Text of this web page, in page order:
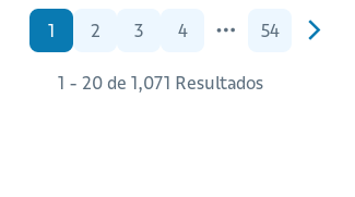
1 2 3 4 54
1 - 20 de 1,071 Resultados